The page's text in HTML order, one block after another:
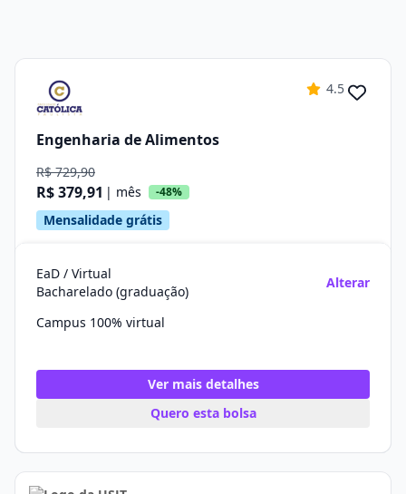
4.5
Engenharia de Alimentos
R$ 729,90
R$ 379,91 | mês -48%
Mensalidade grátis
EaD / Virtual
Bacharelado (graduação)
Alterar
Campus 100% virtual
Ver mais detalhes
Quero esta bolsa